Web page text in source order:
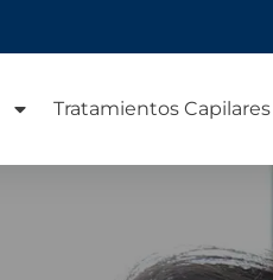
Tratamientos Capilares